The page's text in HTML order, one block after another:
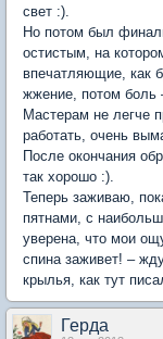
свет :).
Но потом был
остистым, на
впечатляющие, как
жжение, потом боль
Мастерам не легче
работать, очень
После окончания
так хорошо :).
Теперь заживаю,
пятнами, с
уверена, что мои
спина заживет! –
крылья, как тут
Герда